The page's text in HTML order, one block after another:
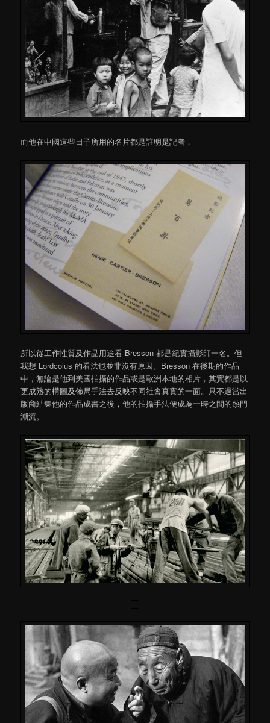
而他在中國這些日子所用的名片都是註明是記者，
所以從工作性質及作品用途看 Bresson 都是紀實攝影師一名。但
我想 Lordcolus 的看法也並非沒有原因。Bresson 在後期的作品
中，無論是他到美國拍攝的作品或是歐洲本地的相片，其實都是以
更成熟的構圖及佈局手法去反映不同社會真實的一面。只不過當出
版商結集他的作品成書之後，他的拍攝手法便成為一時之間的熱門
潮流。